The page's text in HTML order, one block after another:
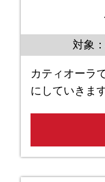
対象
カティオーラ
にしていきます